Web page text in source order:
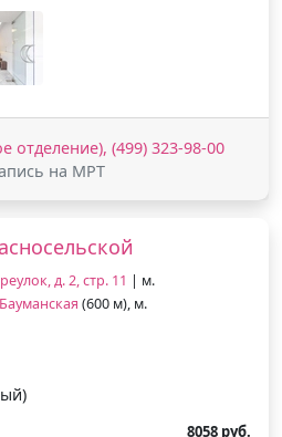
отделение), (499) 323-98-00
на МРТ
д. 2, стр. 11 | м.
Бауманская (600 м), м.
8058 руб.